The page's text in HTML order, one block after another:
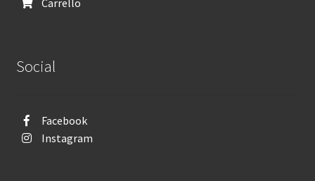
Social
Facebook
Instagram